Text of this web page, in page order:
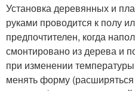
Установка деревянных и
руками проводится к полу
предпочтителен, когда
смонтировано из дерева и
при изменении
менять форму